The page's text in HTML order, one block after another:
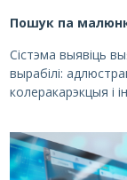
Пошук па
Сістэма выявіць
вырабілі:
колеракарэкцыя і